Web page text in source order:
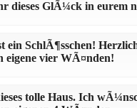
dieses GlÃ¼ck in eurem
ein SchlÃ¶sschen!
vier WÃ¤nden!
tolle Haus. Ich